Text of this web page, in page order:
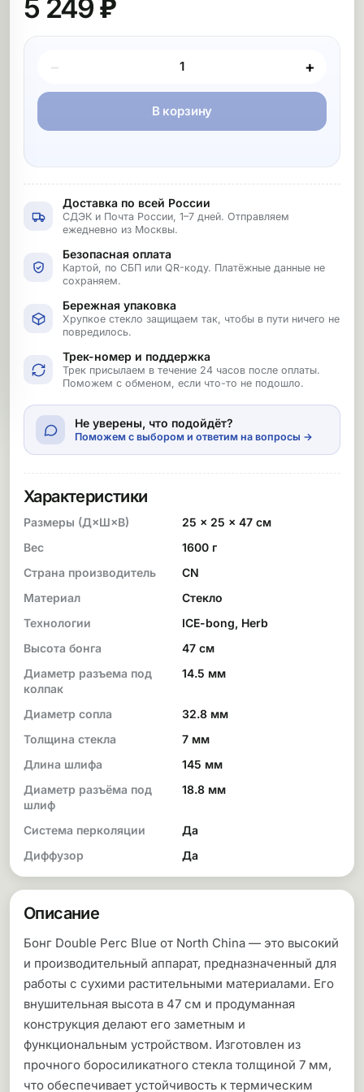
5 249 ₽
Покупка товара
− +
В корзину
Доставка по всей России
СДЭК и Почта России, 1–7 дней. Отправляем
ежедневно из Москвы.
Безопасная оплата
Картой, по СБП или QR-коду. Платёжные данные не
сохраняем.
Бережная упаковка
Хрупкое стекло защищаем так, чтобы в пути ничего не
повредилось.
Трек-номер и поддержка
Трек присылаем в течение 24 часов после оплаты.
Поможем с обменом, если что-то не подошло.
Не уверены, что подойдёт?
Поможем с выбором и ответим на вопросы →
Характеристики
Размеры (Д×Ш×В)
25 × 25 × 47 см
Вес
1600 г
Страна производитель
CN
Материал
Стекло
Технологии
ICE-bong, Herb
Высота бонга
47 см
Диаметр разъема под
колпак
14.5 мм
Диаметр сопла
32.8 мм
Толщина стекла
7 мм
Длина шлифа
145 мм
Диаметр разъёма под
шлиф
18.8 мм
Система перколяции
Да
Диффузор
Да
Описание
Бонг Double Perc Blue от North China — это высокий
и производительный аппарат, предназначенный для
работы с сухими растительными материалами. Его
внушительная высота в 47 см и продуманная
конструкция делают его заметным и
функциональным устройством. Изготовлен из
прочного боросиликатного стекла толщиной 7 мм,
что обеспечивает устойчивость к термическим